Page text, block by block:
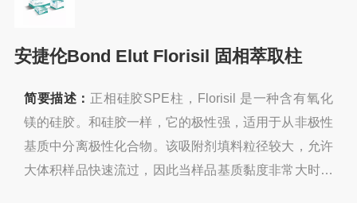
安捷伦Bond Elut Florisil 固相萃取柱
简要描述： 正相硅胶SPE柱，Florisil 是一种含有氧化
镁的硅胶。和硅胶一样，它的极性强，适用于从非极性
基质中分离极性化合物。该吸附剂填料粒径较大，允许
大体积样品快速流过，因此当样品基质黏度非常大时，